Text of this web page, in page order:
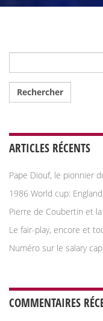
ARTICLES RÉCENTS
Pape Diouf, le pionnier
1986 World cup:
Pierre de Coubertin et
Le fair-play, encore et
Numéro sur le salary cap
COMMENTAIRES